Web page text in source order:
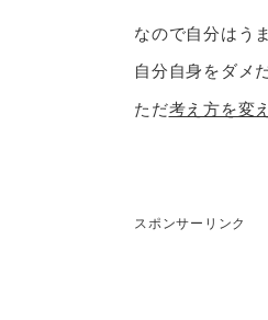
なので自分はう
自分自身をダメ
ただ考え方を変
スポンサーリンク